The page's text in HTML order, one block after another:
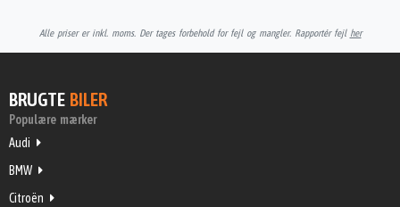
Alle priser er inkl. moms. Der tages forbehold for fejl og mangler. Rapportér fejl her
BRUGTE BILER
Populære mærker
Audi
BMW
Citroën